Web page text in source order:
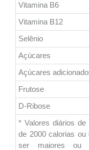
Vitamina B6
Vitamina B12
Selênio
Açúcares
Açúcares
Frutose
D-Ribose
* Valores diários
de 2000 calorias ou
ser maiores ou